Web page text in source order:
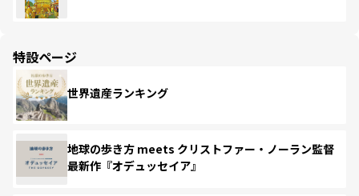
特設ページ
世界遺産ランキング
地球の歩き方 meets クリストファー・ノーラン監督
最新作『オデュッセイア』